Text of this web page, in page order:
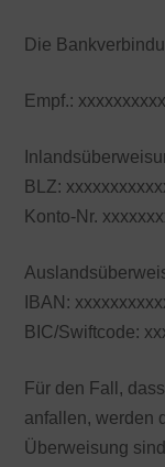
Die
Empf.:
BLZ:
Konto-Nr.
IBAN:
BIC/Swiftcode:
Für den Fall,
anfallen, werden
Überweisung